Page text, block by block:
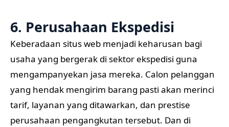
6. Perusahaan Ekspedisi
Keberadaan situs web menjadi keharusan bagi
usaha yang bergerak di sektor ekspedisi guna
mengampanyekan jasa mereka. Calon pelanggan
yang hendak mengirim barang pasti akan merinci
tarif, layanan yang ditawarkan, dan prestise
perusahaan pengangkutan tersebut. Dan di